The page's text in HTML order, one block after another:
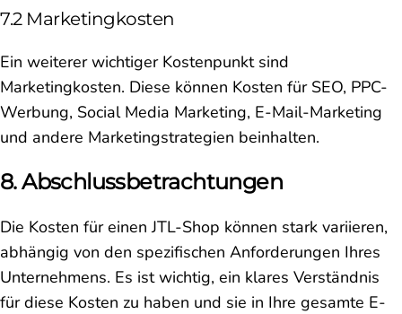
7.2 Marketingkosten
Ein weiterer wichtiger Kostenpunkt sind
Marketingkosten. Diese können Kosten für SEO, PPC-
Werbung, Social Media Marketing, E-Mail-Marketing
und andere Marketingstrategien beinhalten.
8. Abschlussbetrachtungen
Die Kosten für einen JTL-Shop können stark variieren,
abhängig von den spezifischen Anforderungen Ihres
Unternehmens. Es ist wichtig, ein klares Verständnis
für diese Kosten zu haben und sie in Ihre gesamte E-